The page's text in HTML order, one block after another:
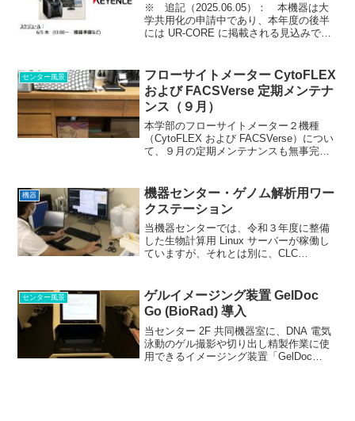
※ 追記（2025.06.05）： 本機器は大
学共用化の申請中であり、本年度の後半
には UR-CORE に掲載される見込みです
大学が配布する Teams に...
センター風景
フローサイトメーター CytoFLEX
および FACSVerse 定期メンテナ
ンス（９月）
本学部のフローサイトメーター２機種
（CytoFLEX および FACSVerse）につい
て、９月の定期メンテナンスも無事完了
CytoFLEX のモニター画面にについて
は、ノイ...
機器
機器センター・ゲノム解析用ワー
クステーション
当機器センターでは、令和３年度に整備
した生物計算用 Linux サーバーが稼働し
ていますが、それとは別に、CLC
ンを令和４年度に整備しました。 ...
センター風景
ゲルイメージング装置 GelDoc
Go (BioRad) 導入
当センター 2F 共同機器室に、DNA 電気
泳動のゲル撮影や切り出し精製作業に使
用できるイメージング装置「GelDoc